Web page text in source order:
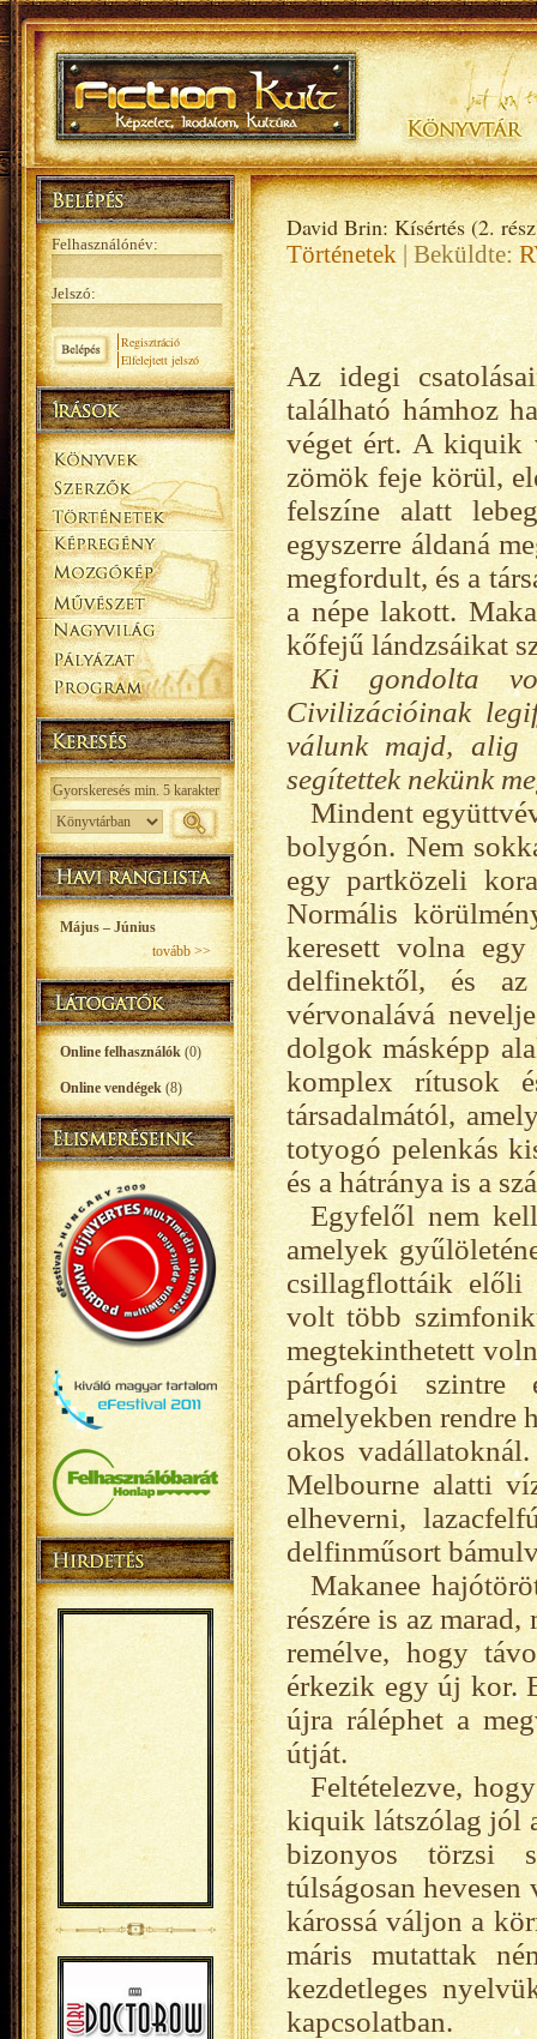
Felhasználónév:
Jelszó:
Regisztráció
Elfelejtett jelszó
Május – Június
tovább >>
Online felhasználók (0)
Online vendégek (8)
David Brin: Kísértés (2.
Történetek | Beküldte:
Az idegi
található hámhoz
véget ért. A kiquik
zömök feje körül,
felszíne alatt
egyszerre áldaná
megfordult, és a
a népe lakott.
kőfejű lándzsáikat
Ki gondolta
Civilizációinak
válunk majd, alig
segítettek nekünk
Mindent
bolygón. Nem
egy partközeli
Normális
keresett volna
delfinektől, és
vérvonalává
dolgok másképp
komplex rítusok
társadalmától,
totyogó pelenkás
és a hátránya is a
Egyfelől nem
amelyek
csillagflottáik előli
volt több
megtekinthetett
pártfogói szintre
amelyekben rendre
okos
Melbourne alatti
elheverni,
delfinműsort
Makanee
részére is az
remélve, hogy
érkezik egy új kor.
újra ráléphet a
útját.
Feltételezve,
kiquik látszólag jól
bizonyos törzsi
túlságosan
károssá váljon a
máris mutattak
kezdetleges
kapcsolatban.